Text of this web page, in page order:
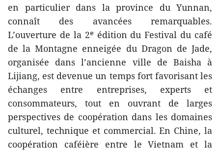
en particulier dans la province du Yunnan,
connaît des avancées remarquables.
L’ouverture de la 2ᵉ édition du Festival du café
de la Montagne enneigée du Dragon de Jade,
organisée dans l’ancienne ville de Baisha à
Lijiang, est devenue un temps fort favorisant les
échanges entre entreprises, experts et
consommateurs, tout en ouvrant de larges
perspectives de coopération dans les domaines
culturel, technique et commercial. En Chine, la
coopération caféière entre le Vietnam et la